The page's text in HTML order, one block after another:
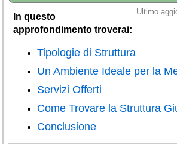
Ultimo
In questo
approfondimento troverai:
Tipologie di Struttura
Un Ambiente Ideale per la
Servizi Offerti
Come Trovare la Struttura
Conclusione
Emilia - Romagna
Friuli - Venezia Giulia
(318)
Liguria(190)
Lombardia(178)
Marche(244)